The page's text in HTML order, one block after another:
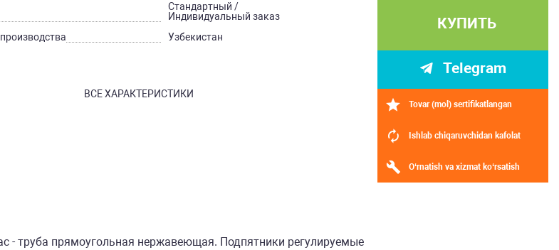
Стандартный /
Индивидуальный заказ
Узбекистан
ВСЕ ХАРАКТЕРИСТИКИ
КУПИТЬ
Telegram
Tovar (mol) sertifikatlangan
Ishlab chiqaruvchidan kafolat
O‘rnatish va xizmat ko‘rsatish
- труба прямоугольная нержавеющая. Подпятники регулируемые